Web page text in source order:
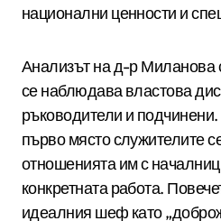
национални ценности и
Анализът на д-р Миланова
се наблюдава властова
ръководители и
първо място служителите
отношенията им с
конкретната работа.
идеалния шеф като